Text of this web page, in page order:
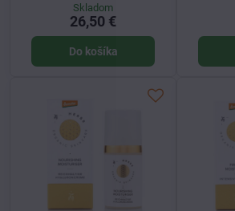
Skladom
26,50 €
Do košíka